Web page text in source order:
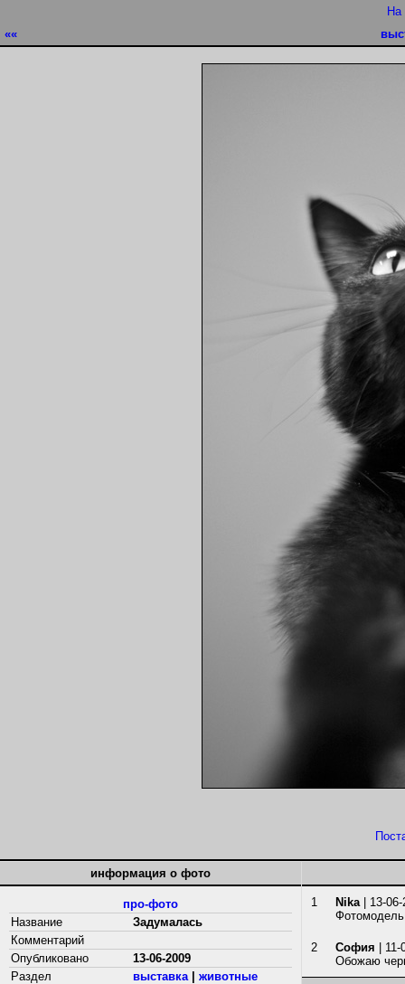
На
««
информация о фото
про-фото
Название
Задумалась
Комментарий
Опубликовано
13-06-2009
Раздел
выставка| животные
1 Nika| 13-06-
2 София |
Обожаю